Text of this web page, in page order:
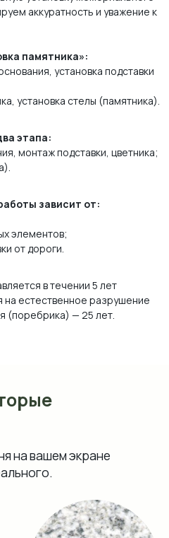
аккуратность и уважение к
памятника»:
установка подставки
установка стелы (памятника).
этапа:
монтаж подставки, цветника;
зависит от:
элементов;
от дороги.
в течении 5 лет
на естественное разрушение
(поребрика) — 25 лет.
Блю Перл
Мансуровский
экране